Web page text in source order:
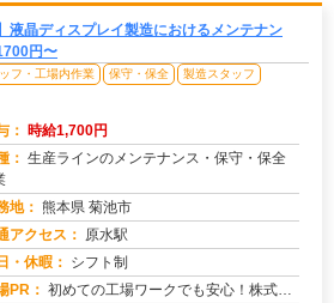
液晶ディスプレイ製造におけるメンテナン
円〜
フ・工場内作業 保守・保全 製造スタッフ
： 時給1,700円
： 生産ラインのメンテナンス・保守・保全
地： 熊本県 菊池市
アクセス： 原水駅
・休暇： シフト制
PR： 初めての工場ワークでも安心！株式会社京栄センターで新しい一歩を踏み出しませんか？→ 応募から入寮までスムーズ！すぐ...